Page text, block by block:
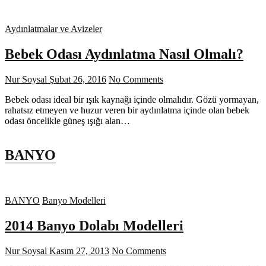
Aydınlatmalar ve Avizeler
Bebek Odası Aydınlatma Nasıl Olmalı?
Nur Soysal Şubat 26, 2016 No Comments
Bebek odası ideal bir ışık kaynağı içinde olmalıdır. Gözü yormayan,
rahatsız etmeyen ve huzur veren bir aydınlatma içinde olan bebek
odası öncelikle güneş ışığı alan…
BANYO
BANYO Banyo Modelleri
2014 Banyo Dolabı Modelleri
Nur Soysal Kasım 27, 2013 No Comments